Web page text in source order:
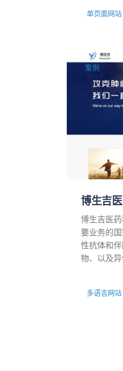
单页面网站
案例
博生吉
博生吉医
要业务的
性抗体和
物、以及
多语言网站